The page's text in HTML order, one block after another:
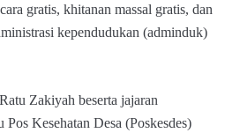
gratis, khitanan massal gratis, dan
kependudukan (adminduk)
Zakiyah beserta jajaran
Kesehatan Desa (Poskesdes)